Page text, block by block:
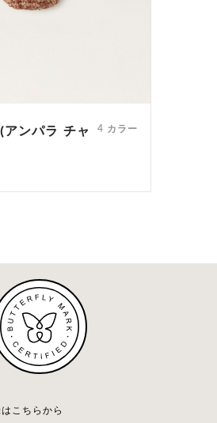
アンパラ チャ 4 カラー
こちらから